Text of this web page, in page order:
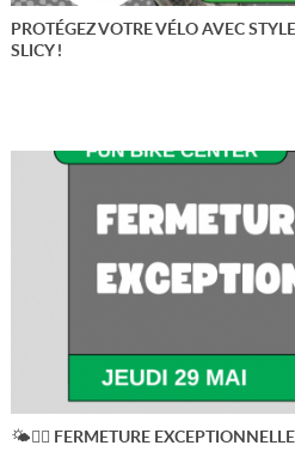
PROTÉGEZ VOTRE VÉLO AVEC
SLICY !
🌤️🚴‍♂️ FERMETURE